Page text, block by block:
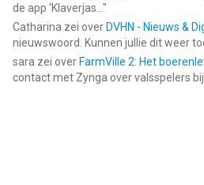
de app ‘Klaverjas... "
Catharina zei over DVHN - Nieuws &
nieuwswoord. Kunnen jullie dit weer
sara zei over FarmVille 2: Het
contact met Zynga over valsspelers bij